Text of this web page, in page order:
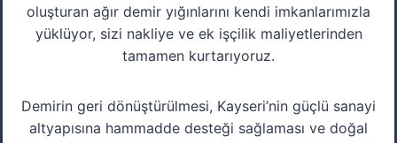
oluşturan ağır demir yığınlarını kendi imkanlarımızla
yüklüyor, sizi nakliye ve ek işçilik maliyetlerinden
tamamen kurtarıyoruz.
Demirin geri dönüştürülmesi, Kayseri’nin güçlü sanayi
altyapısına hammadde desteği sağlaması ve doğal